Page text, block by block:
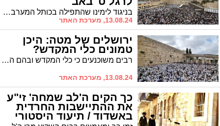
בניגוד לימינו שהתפילה בכותל המערבי מתנהלת כמעט באין מפריע, בעבר הלא רחוק הוערמו קשיים שחזרו ונשנו על כניסתם של יהודים לכותל המערבי * רבי משה מלעלוב זי"ע שביקש לפקוד את שריד בית מקדשינו אך נרגם באבנים על ידי פורעים ערבים והשיב נשמתו ליוצרה * האפנדי שנטל 300 לירות מיהודי המקום כדי שלא יטריד את המתפללים * וגם: מי שחרר את אנשי 'פלוגת הכותל' שהפרו את הוראות הבריטים? מתי התרחש 'משפט הכותל'? מדוע דעתו של הגר"ח זונפלד לא הייתה נוחה מהכנסתם של ספרי תורה לכותל המערבי? ומיהו היה רב הכותל הראשון על תפקידיו השונים? * יריעה היסטורית
13.08.24, מערכת האתר
ירושלים של מטה: היכן
טמונים כלי המקדש?
רבים משוכנעים כי כלי המקדש ובהם המנורה טמונים במרתפי הוותיקן ברומא אבל רוב העיניים מופנות לירושלים של מטה. לרגל תשעה באב 'אשדודס' משרטט קווים ונקודות ציון סביב המקורות ההיסטוריים ומנסה להתחקות אחר הגרסאות השונות אודות הימצאותם של כלי המקדש. מחדש התכלת' שנסע עד לרומא בכדי לחפש את כלי המקדש במרתפי הוותיקן, ההפלגה לאפריקה, ההכרעה של בעל ה'חפץ חיים' והמשלחת של בן האצולה האנגלי לאזור מקום המקדש
13.08.24, מערכת האתר
כך הקים ה'לב שמחה' זי"ע
את ההתיישבות החרדית
באשדוד / תיעוד היסטורי